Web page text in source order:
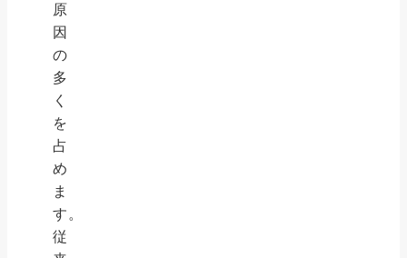
原
因
の
多
く
を
占
め
ま
す。
従